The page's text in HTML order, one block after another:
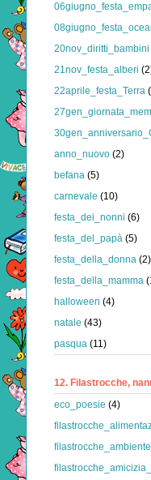
20nov_diritti_bambini
21nov_festa_alberi
22aprile_festa_Terra
anno_nuovo (2)
befana (5)
carnevale (10)
festa_dei_nonni (6)
festa_del_papà (5)
festa_della_donna (2)
festa_della_mamma
halloween (4)
natale (43)
pasqua (11)
12. Filastrocche,
eco_poesie (4)